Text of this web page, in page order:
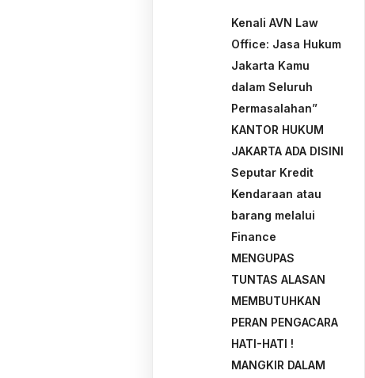
Kenali AVN Law
Office: Jasa Hukum
Jakarta Kamu
dalam Seluruh
Permasalahan”
KANTOR HUKUM
JAKARTA ADA DISINI
Seputar Kredit
Kendaraan atau
barang melalui
Finance
MENGUPAS
TUNTAS ALASAN
MEMBUTUHKAN
PERAN PENGACARA
HATI-HATI !
MANGKIR DALAM